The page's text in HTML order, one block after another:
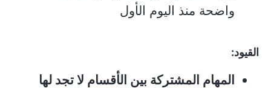
واضحة منذ اليوم الأول
القيود:
المهام المشتركة بين الأقسام لا تجد لها